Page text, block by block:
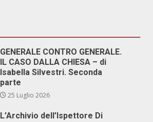
GENERALE CONTRO GENERALE.
IL CASO DALLA CHIESA – di
Isabella Silvestri. Seconda
parte
25 Luglio 2026
L’Archivio dell’Ispettore Di